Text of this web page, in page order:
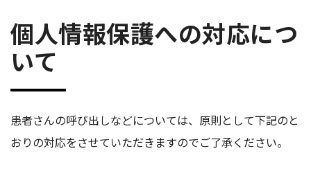
個人情報保護への対応につ
いて
患者さんの呼び出しなどについては、原則として下記のと
おりの対応をさせていただきますのでご了承ください。